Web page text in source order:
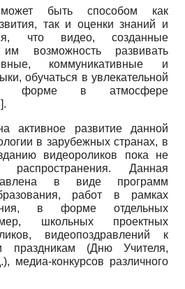
быть способом как
так и оценки знаний и
что видео, созданные
возможность развивать
коммуникативные и
обучаться в увлекательной
форме в атмосфере
активное развитие данной
в зарубежных странах, в
видеороликов пока не
распространения. Данная
в виде программ
работ в рамках
в форме отдельных
школьных проектных
видеопоздравлений к
(Дню Учителя,
медиа-конкурсов различного